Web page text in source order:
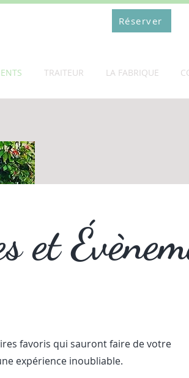
Réserver
TRAITEUR LA FABRIQUE
et
favoris qui sauront faire de votre
expérience inoubliable.